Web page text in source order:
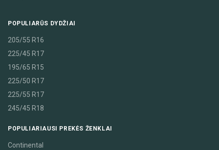
POPULIARŪS DYDŽIAI
205/55 R16
225/45 R17
195/65 R15
225/50 R17
225/55 R17
245/45 R18
POPULIARIAUSI PREKĖS ŽENKLAI
Continental